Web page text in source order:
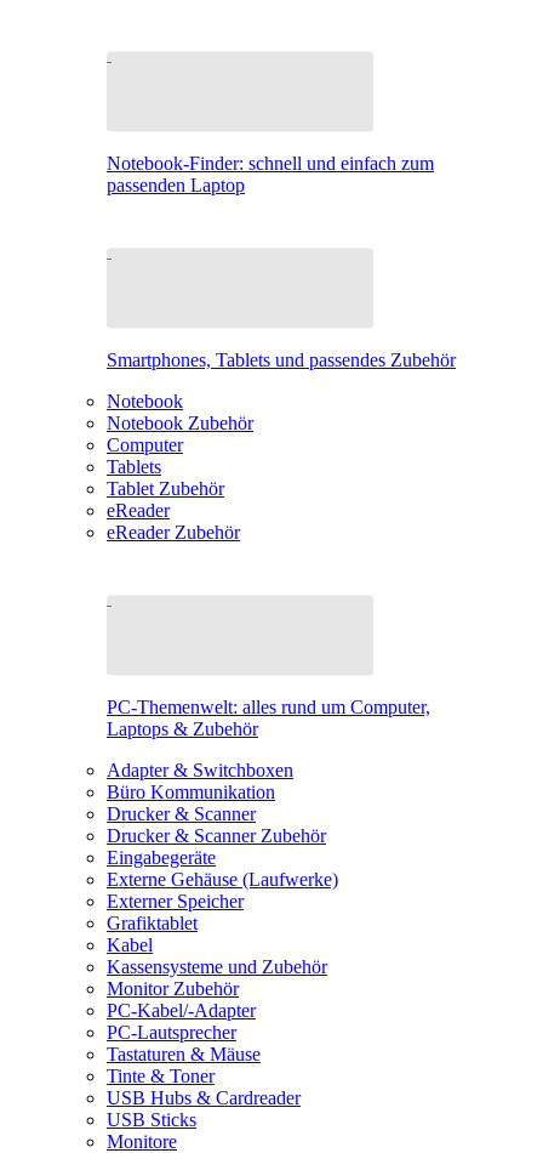
Notebook-Finder: schnell und einfach zum
passenden Laptop
Smartphones, Tablets und passendes Zubehör
Notebook
Notebook Zubehör
Computer
Tablets
Tablet Zubehör
eReader
eReader Zubehör
PC-Themenwelt: alles rund um Computer,
Laptops & Zubehör
Adapter & Switchboxen
Büro Kommunikation
Drucker & Scanner
Drucker & Scanner Zubehör
Eingabegeräte
Externe Gehäuse (Laufwerke)
Externer Speicher
Grafiktablet
Kabel
Kassensysteme und Zubehör
Monitor Zubehör
PC-Kabel/-Adapter
PC-Lautsprecher
Tastaturen & Mäuse
Tinte & Toner
USB Hubs & Cardreader
USB Sticks
Monitore